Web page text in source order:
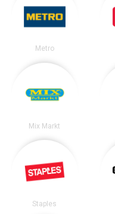
Metro
Mix Markt
Staples